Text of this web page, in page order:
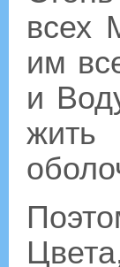
всех
им
и